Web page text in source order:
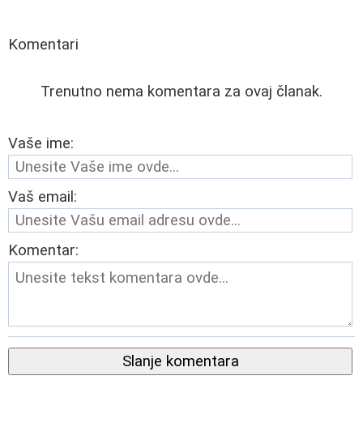
Komentari
Trenutno nema komentara za ovaj članak.
Vaše ime:
Vaš email:
Komentar:
Slanje komentara